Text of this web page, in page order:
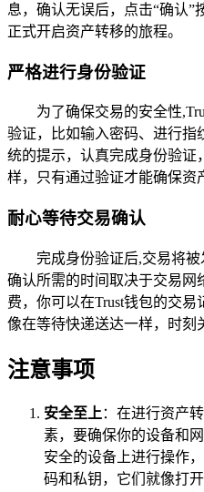
息，确认无误后，点击“确认”
正式开启资产转移的旅程。
严格进行身份验证
为了确保交易的安全性
验证，比如输入密码、进行指
统的提示，认真完成身份验证
样，只有通过验证才能确保资
耐心等待交易确认
完成身份验证后,交易将被
确认所需的时间取决于交易网
费，你可以在Trust钱包的交
像在等待快递送达一样，时刻
注意事项
安全至上：在进行资产
素，要确保你的设备和
安全的设备上进行操作
码和私钥，它们就像打